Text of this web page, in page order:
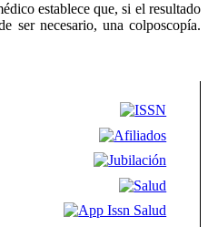
establece que, si el resultado
ser necesario, una colposcopía.